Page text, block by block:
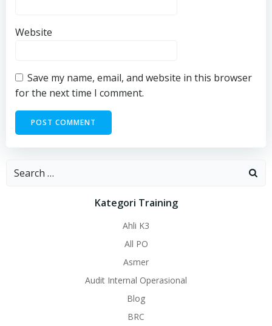
Website
Save my name, email, and website in this browser
for the next time I comment.
Search
Kategori Training
Ahli K3
All PO
Asmer
Audit Internal Operasional
Blog
BRC